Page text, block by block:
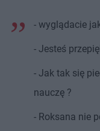
- wyglądacie
- Jesteś
- Jak tak się
nauczę ?
- Roksana nie